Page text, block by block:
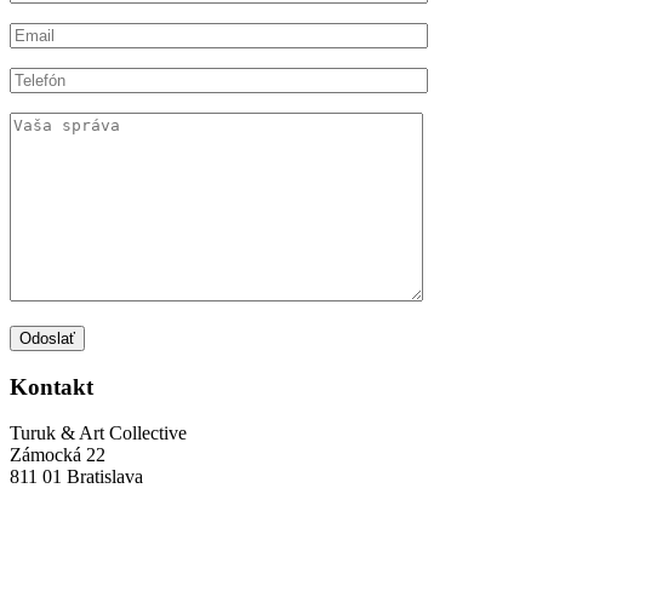
Odoslať
Kontakt
Turuk & Art Collective
Zámocká 22
811 01 Bratislava